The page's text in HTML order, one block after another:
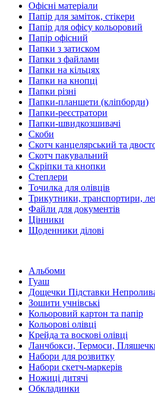
Офісні матеріали
Папір для заміток, стікери
Папір для офісу кольоровий
Папір офісний
Папки з затиском
Папки з файлами
Папки на кільцях
Папки на кнопці
Папки різні
Папки-планшети (кліпборди)
Папки-реєстратори
Папки-швидкозшивачі
Скоби
Скотч канцелярський та
Скотч пакувальний
Скріпки та кнопки
Степлери
Точилка для олівців
Трикутники, транспортири,
Файли для документів
Цінники
Щоденники ділові
Альбоми
Гуаш
Дощечки Підставки
Зошити учнівські
Кольоровий картон та папір
Кольорові олівці
Крейда та воскові олівці
Ланчбокси, Термоси,
Набори для розвитку
Набори скетч-маркерів
Ножиці дитячі
Обкладинки